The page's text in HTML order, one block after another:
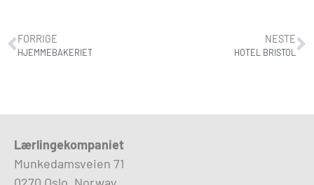
FORRIGE
HJEMMEBAKERIET
NESTE
HOTEL BRISTOL
Lærlingekompaniet
Munkedamsveien 71